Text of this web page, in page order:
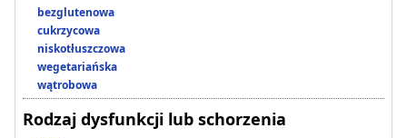
bezglutenowa
cukrzycowa
niskotłuszczowa
wegetariańska
wątrobowa
Rodzaj dysfunkcji lub schorzenia